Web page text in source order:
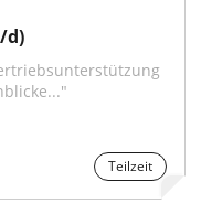
d)
Teilzeit